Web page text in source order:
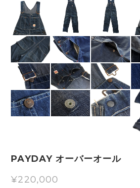
PAYDAY オーバーオール
¥220,000